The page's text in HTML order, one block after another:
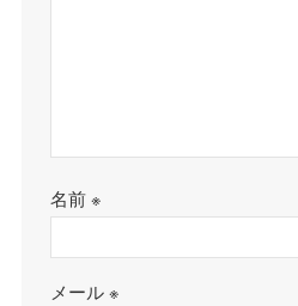
名前※
メール※